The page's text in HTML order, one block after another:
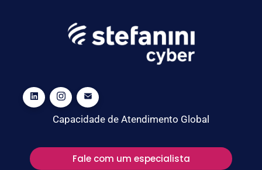
Capacidade de Atendimento Global
Fale com um especialista